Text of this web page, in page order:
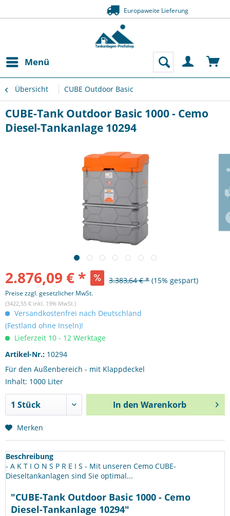
Zahlung auf Rechnung
Menü
Übersicht CUBE Outdoor Basic
CUBE-Tank Outdoor Basic 1000 - Cemo
Diesel-Tankanlage 10294
2.876,09 € * 3.383,64 € * (15% gespart)
Preise zzgl. gesetzlicher MwSt.
(3422,55 € inkl. 19% MwSt.)
Versandkostenfrei nach Deutschland
(Festland ohne Inseln)!
Lieferzeit 10 - 12 Werktage
Artikel-Nr.: 10294
Für den Außenbereich - mit Klappdeckel
Inhalt: 1000 Liter
In den Warenkorb
Merken
Beschreibung
- A K T I O N S P R E I S - Mit unseren Cemo CUBE-
Dieseltankanlagen sind Sie optimal...
"CUBE-Tank Outdoor Basic 1000 - Cemo
Diesel-Tankanlage 10294"